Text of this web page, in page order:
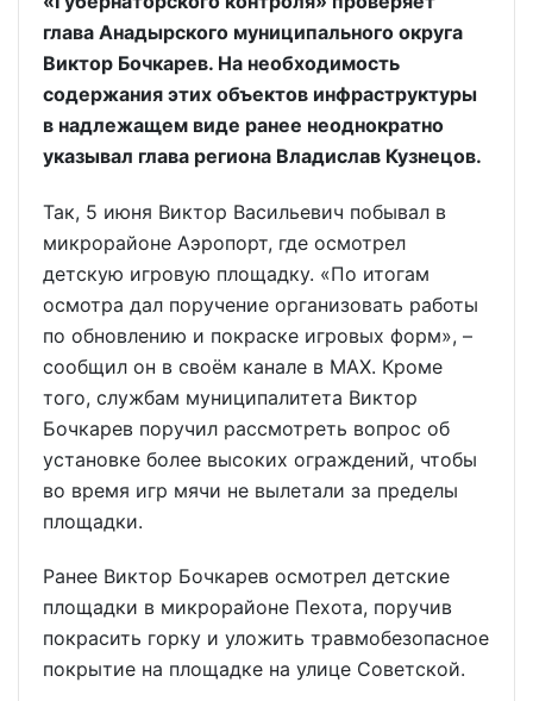
глава Анадырского муниципального округа
Виктор Бочкарев. На необходимость
содержания этих объектов инфраструктуры
в надлежащем виде ранее неоднократно
указывал глава региона Владислав Кузнецов.
Так, 5 июня Виктор Васильевич побывал в
микрорайоне Аэропорт, где осмотрел
детскую игровую площадку. «По итогам
осмотра дал поручение организовать работы
по обновлению и покраске игровых форм», –
сообщил он в своём канале в МАХ. Кроме
того, службам муниципалитета Виктор
Бочкарев поручил рассмотреть вопрос об
установке более высоких ограждений, чтобы
во время игр мячи не вылетали за пределы
площадки.
Ранее Виктор Бочкарев осмотрел детские
площадки в микрорайоне Пехота, поручив
покрасить горку и уложить травмобезопасное
покрытие на площадке на улице Советской.